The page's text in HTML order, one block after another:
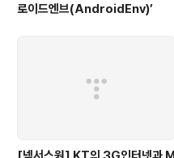
로이드엔브(AndroidEnv)’